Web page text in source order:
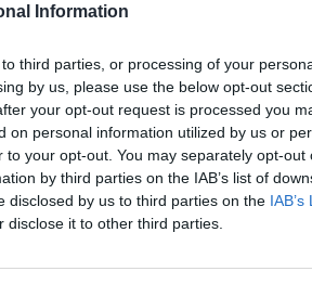
Information
third parties, or processing of your
by us, please use the below opt-out
your opt-out request is processed you
on personal information utilized by us or
your opt-out. You may separately opt-out
by third parties on the IAB’s list of
disclosed by us to third parties on the IAB’s
disclose it to other third parties.